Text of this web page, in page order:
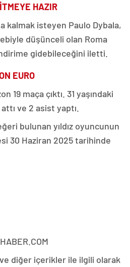
HAZIR
kalmak isteyen Paulo Dybala,
düşünceli olan Roma
gidebileceğini iletti.
EURO
19 maça çıktı. 31 yaşındaki
ve 2 asist yaptı.
bulunan yıldız oyuncunun
30 Haziran 2025 tarihinde
diğer içerikler ile ilgili olarak